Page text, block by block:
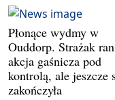
Płonące wydmy w
Ouddorp. Strażak
akcja gaśnicza pod
kontrolą, ale jeszcze
zakończyła